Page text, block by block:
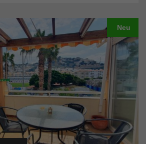
Neu